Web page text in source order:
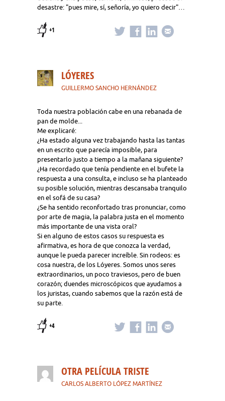
desastre: "pues mire, sí, señoría, yo quiero decir"…
+1
LÓYERES
GUILLERMO SANCHO HERNÁNDEZ
Toda nuestra población cabe en una rebanada de
pan de molde...
Me explicaré:
¿Ha estado alguna vez trabajando hasta las tantas
en un escrito que parecía imposible, para
presentarlo justo a tiempo a la mañana siguiente?
¿Ha recordado que tenía pendiente en el bufete la
respuesta a una consulta, e incluso se ha planteado
su posible solución, mientras descansaba tranquilo
en el sofá de su casa?
¿Se ha sentido reconfortado tras pronunciar, como
por arte de magia, la palabra justa en el momento
más importante de una vista oral?
Si en alguno de estos casos su respuesta es
afirmativa, es hora de que conozca la verdad,
aunque le pueda parecer increíble. Sin rodeos: es
cosa nuestra, de los Lóyeres. Somos unos seres
extraordinarios, un poco traviesos, pero de buen
corazón; duendes microscópicos que ayudamos a
los juristas, cuando sabemos que la razón está de
su parte.
+4
OTRA PELÍCULA TRISTE
CARLOS ALBERTO LÓPEZ MARTÍNEZ